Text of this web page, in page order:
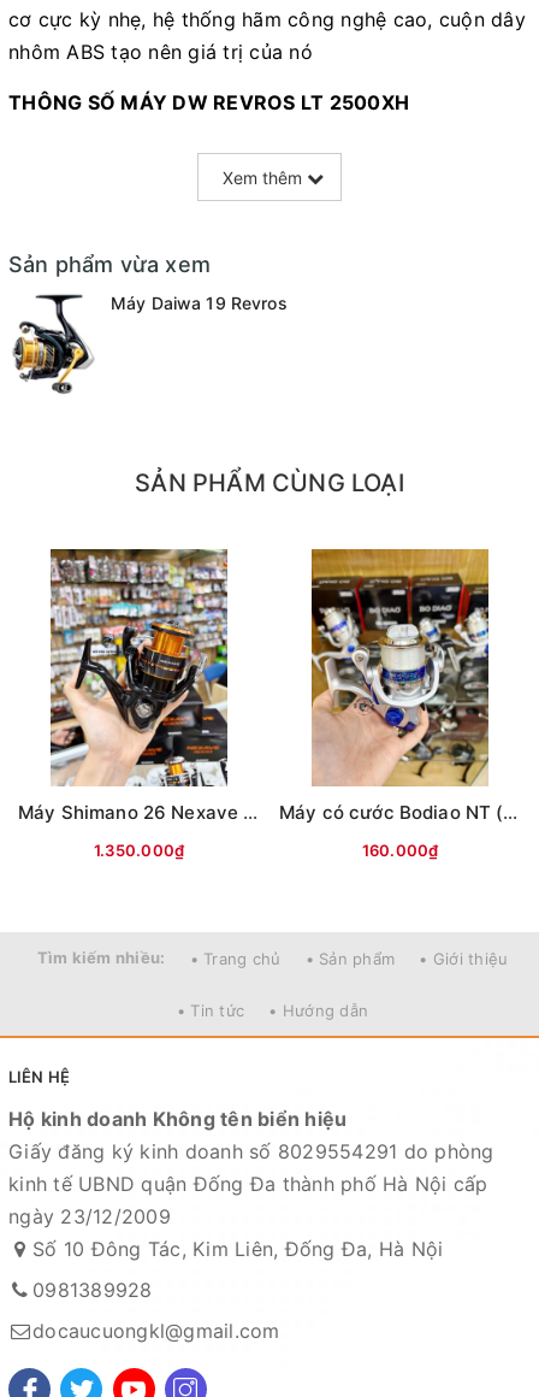
cơ cực kỳ nhẹ, hệ thống hãm công nghệ cao, cuộn dây
nhôm ABS tạo nên giá trị của nó
THÔNG SỐ MÁY DW REVROS LT 2500XH
- Bearings( số bạc đạn) : 4
- Gear ratio ( tỉ số truyền động): 6.2:1
- Trọng lượng : 240gr
- Drag ( lực kéo) : 10kg
- Sức chứa dây : mono (cước) 0.230mm/100m
- Bearings( số bạc đạn) : 4
- Gear ratio ( tỉ số truyền động): 6.2:1
- Trọng lượng : 250gr
- Drag ( lực kéo) : 10kg
- Sức chứa dây : Line Nylon lb/m 0.230/150, 0.250/130
- Xuất xứ:Daiwa Viet Nam
- Gear ratio ( tỉ số truyền động): 5.2:1
- Drag ( lực kéo) : 12kg
- Sức chứa dây : Line Nylon lb/m 0.250/190, 0.300/130
- Xuất xứ:Daiwa Viet Nam
Xem thêm
Sản phẩm vừa xem
Máy Daiwa 19 Revros
SẢN PHẨM CÙNG LOẠI
Máy Shimano 26 Nexave Đen cam(hộp Đen)
1.350.000₫
Máy có cước Bodiao NT (Bạc)
160.000₫
Tìm kiếm nhiều: • Trang chủ • Sản phẩm • Giới thiệu
• Tin tức • Hướng dẫn
LIÊN HỆ
Hộ kinh doanh Không tên biển hiệu
Giấy đăng ký kinh doanh số 8029554291 do phòng
kinh tế UBND quận Đống Đa thành phố Hà Nội cấp
ngày 23/12/2009
Số 10 Đông Tác, Kim Liên, Đống Đa, Hà Nội
0981389928
docaucuongkl@gmail.com